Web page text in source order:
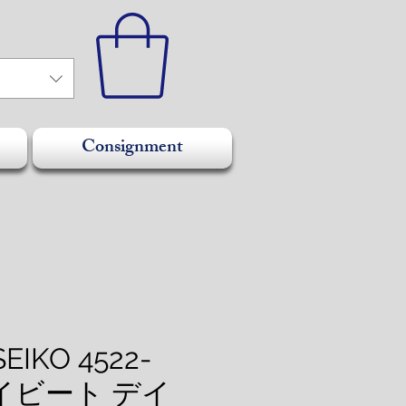
Consignment
4522-
ビート デイ